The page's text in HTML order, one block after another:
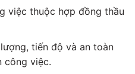
việc thuộc hợp đồng thầu
tiến độ và an toàn
công việc.